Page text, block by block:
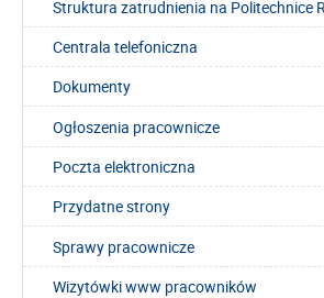
Struktura zatrudnienia na Politechnice
Centrala telefoniczna
Dokumenty
Ogłoszenia pracownicze
Poczta elektroniczna
Przydatne strony
Sprawy pracownicze
Wizytówki www pracowników